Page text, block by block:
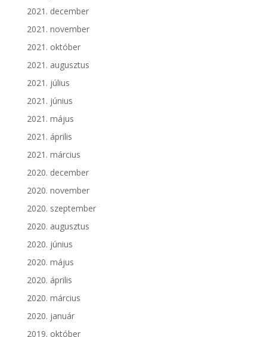
2021. december
2021. november
2021. október
2021. augusztus
2021. július
2021. június
2021. május
2021. április
2021. március
2020. december
2020. november
2020. szeptember
2020. augusztus
2020. június
2020. május
2020. április
2020. március
2020. január
2019. október